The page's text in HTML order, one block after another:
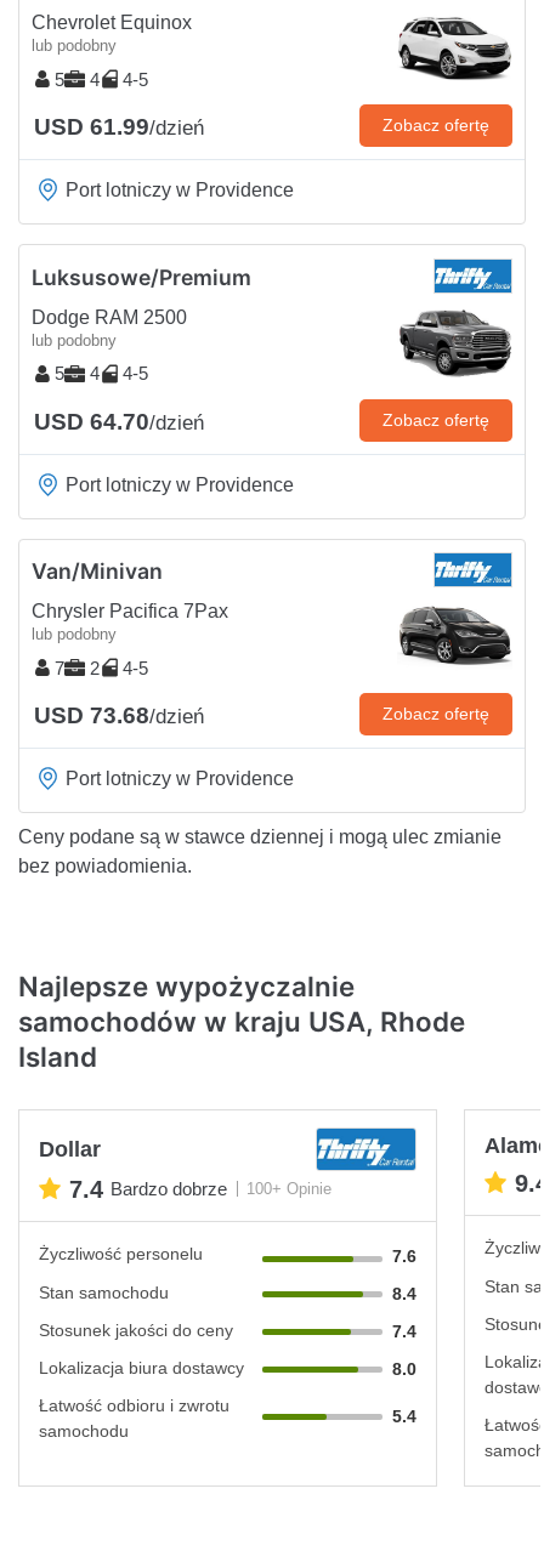
Chevrolet Equinox
lub podobny
5 4 4-5
USD 61.99/dzień Zobacz ofertę
Port lotniczy w Providence
Luksusowe/Premium
Dodge RAM 2500
lub podobny
5 4 4-5
USD 64.70/dzień Zobacz ofertę
Port lotniczy w Providence
Van/Minivan
Chrysler Pacifica 7Pax
lub podobny
7 2 4-5
USD 73.68/dzień Zobacz ofertę
Port lotniczy w Providence
Ceny podane są w stawce dziennej i mogą ulec zmianie
bez powiadomienia.
Najlepsze wypożyczalnie
samochodów w kraju USA, Rhode
Island
Dollar
7.4 Bardzo dobrze 100+ Opinie
Życzliwość personelu
7.6
Stan samochodu
8.4
Stosunek jakości do ceny
7.4
Lokalizacja biura dostawcy
8.0
Łatwość odbioru i zwrotu
samochodu
5.4
Stan